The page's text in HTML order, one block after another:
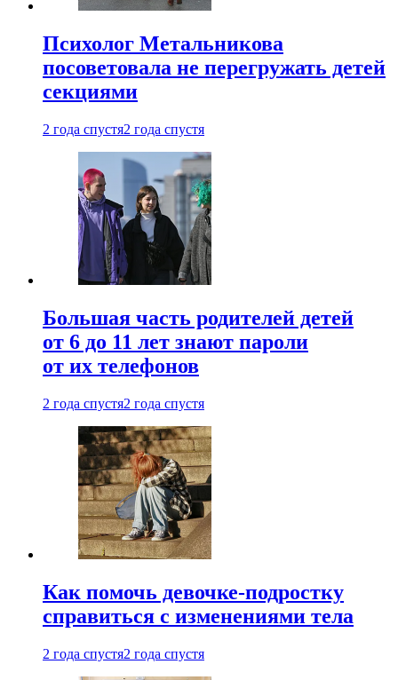
Психолог Метальникова
посоветовала не перегружать детей
секциями
2 года спустя2 года спустя
Большая часть родителей детей
от 6 до 11 лет знают пароли
от их телефонов
2 года спустя2 года спустя
Как помочь девочке-подростку
справиться с изменениями тела
2 года спустя2 года спустя